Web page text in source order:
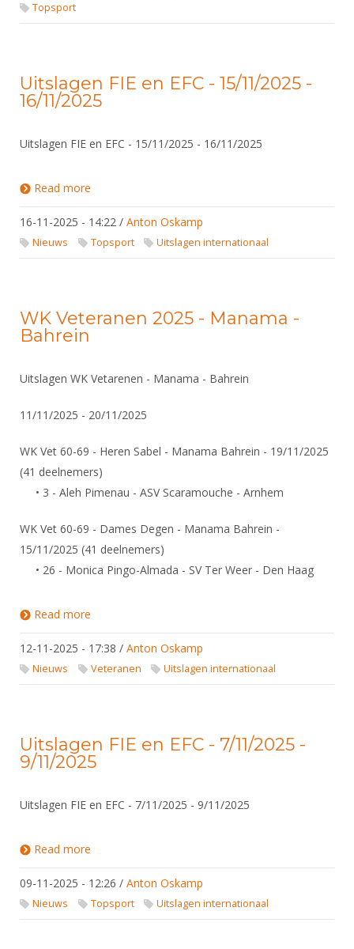
Topsport
Uitslagen FIE en EFC - 15/11/2025 -
16/11/2025
Uitslagen FIE en EFC - 15/11/2025 - 16/11/2025
Read more
16-11-2025 - 14:22 / Anton Oskamp
Nieuws Topsport Uitslagen internationaal
WK Veteranen 2025 - Manama -
Bahrein
Uitslagen WK Vetarenen - Manama - Bahrein
11/11/2025 - 20/11/2025
WK Vet 60-69 - Heren Sabel - Manama Bahrein - 19/11/2025
(41 deelnemers)
• 3 - Aleh Pimenau - ASV Scaramouche - Arnhem
WK Vet 60-69 - Dames Degen - Manama Bahrein -
15/11/2025 (41 deelnemers)
• 26 - Monica Pingo-Almada - SV Ter Weer - Den Haag
Read more
12-11-2025 - 17:38 / Anton Oskamp
Nieuws Veteranen Uitslagen internationaal
Uitslagen FIE en EFC - 7/11/2025 -
9/11/2025
Uitslagen FIE en EFC - 7/11/2025 - 9/11/2025
Read more
09-11-2025 - 12:26 / Anton Oskamp
Nieuws Topsport Uitslagen internationaal